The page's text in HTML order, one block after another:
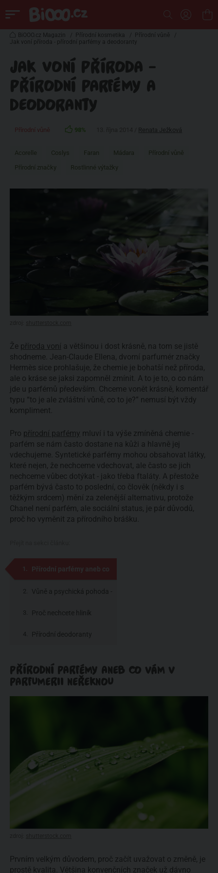
BiOOO.cz Magazin / Přírodní kosmetika / Přírodní vůně
/
Jak voní příroda - přírodní parfémy a deodoranty
JAK VONÍ PŘÍRODA -
PŘÍRODNÍ PARFÉMY A
DEODORANTY
Přírodní vůně 98% Renata Ježková
Acorelle Coslys Faran Mádara
Přírodní vůně
Přírodní značky
Rostlinné výtažky
Že příroda voní a většinou i dost krásně, na tom se jistě
shodneme. Jean-Claude Ellena, dvorní parfumér značky
Hermès sice prohlašuje, že chemie je bohatší než příroda,
ale o kráse se jaksi zapomněl zmínit. A to je to, o co nám
jde u parfémů především. Chceme vonět krásně, komentář
typu “to je ale zvláštní vůně, co to je?” nemusí být vždy
kompliment.
Pro přírodní parfémy mluví i ta výše zmíněná chemie -
parfém se nám často dostane na kůži a hlavně jej
vdechujeme. Syntetické parfémy mohou obsahovat látky,
které nejen, že nechceme vdechovat, ale často se jich
nechceme vůbec dotýkat - jako třeba ftaláty. A přestože
parfém bývá často to poslední, co člověk (někdy i s
těžkým srdcem) mění za zelenější alternativu, protože
Chanel není parfém, ale sociální status, je pár důvodů,
proč ho vyměnit za přírodního brášku.
Přírodní parfémy aneb co
vám v parfumerii neřeknou
Vůně a psychická pohoda -
to je Acorelle
Proč nechcete hliník
Přírodní deodoranty
PŘÍRODNÍ PARFÉMY ANEB CO VÁM V
PARFUMERII NEŘEKNOU
Prvním velkým důvodem, proč začít uvažovat o změně, je
prostě kvalita. Většina konvenčních značek už dávno